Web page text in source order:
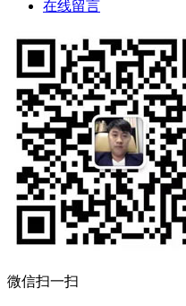
在线留言
微信扫一扫